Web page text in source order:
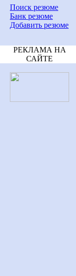
Поиск резюме
Банк резюме
Добавить резюме
РЕКЛАМА НА
САЙТЕ